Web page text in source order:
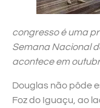
congresso é uma
Semana Nacional
acontece em
Douglas não pôde
Foz do Iguaçu, ao